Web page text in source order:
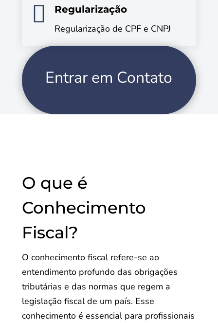

Regularização
Regularização de CPF e CNPJ
Entrar em Contato
O que é
Conhecimento
Fiscal?
O conhecimento fiscal refere-se ao
entendimento profundo das obrigações
tributárias e das normas que regem a
legislação fiscal de um país. Esse
conhecimento é essencial para profissionais